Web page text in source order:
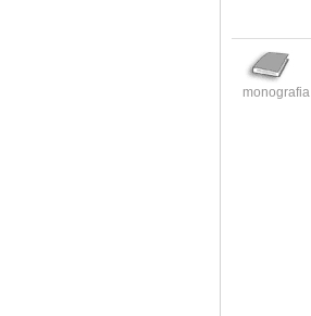
monografia